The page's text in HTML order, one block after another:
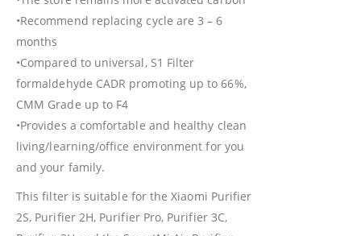
•Recommend replacing cycle are 3 – 6
months
•Compared to universal, S1 Filter
formaldehyde CADR promoting up to 66%,
CMM Grade up to F4
•Provides a comfortable and healthy clean
living/learning/office environment for you
and your family.
This filter is suitable for the Xiaomi Purifier
2S, Purifier 2H, Purifier Pro, Purifier 3C,